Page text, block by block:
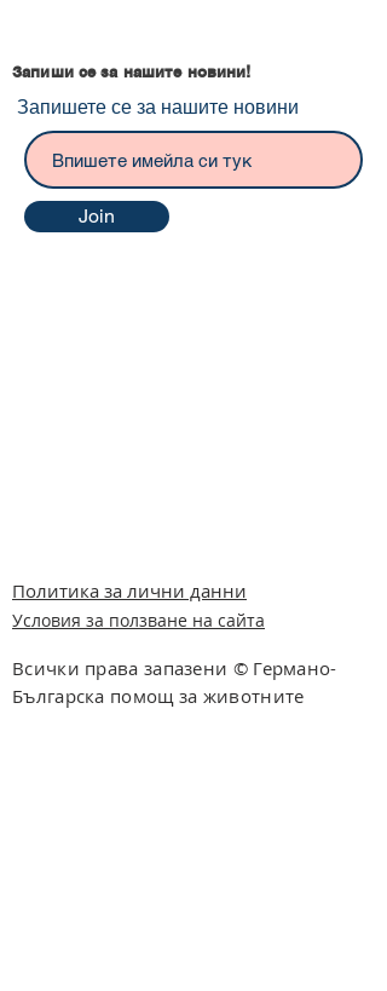
Запиши се за нашите новини!
Запишете се за нашите новини
Join
Политика за лични данни
Условия за ползване на сайта
Всички права запазени © Германо-
Българска помощ за животните